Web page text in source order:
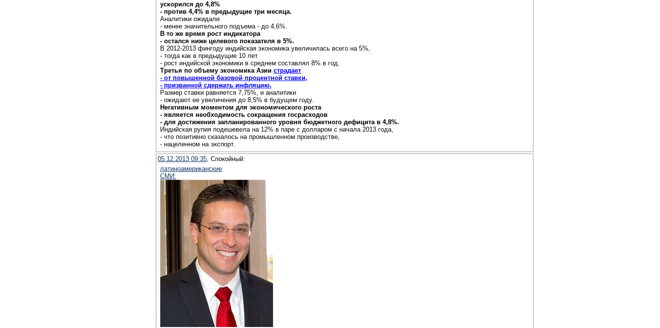
ускорился до 4,8%
- против 4,4% в предыдущие три месяца.
Аналитики ожидали
- менее значительного подъема - до 4,6%.
В то же время рост индикатора
- остался ниже целевого показателя в 5%.
В 2012-2013 фингоду индийская экономика увеличилась всего на 5%,
- тогда как в предыдущие 10 лет
- рост индийской экономики в среднем составлял 8% в год.
Третья по объему экономика Азии страдает
- от повышенной базовой процентной ставки,
- призванной сдержать инфляцию.
Размер ставки равняется 7,75%, и аналитики
- ожидают ее увеличения до 8,5% в будущем году.
Негативным моментом для экономического роста
- является необходимость сокращения госрасходов
- для достижения запланированного уровня бюджетного дефицита в 4,8%.
Индийская рупия подешевела на 12% в паре с долларом с начала 2013 года,
- что позитивно сказалось на промышленном производстве,
- нацеленном на экспорт.
05.12.2013 09:35, Спокойный:
латиноамериканские
СМИ: